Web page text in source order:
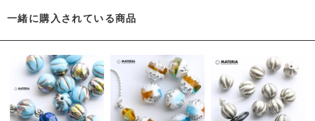
一緒に購入されている商品